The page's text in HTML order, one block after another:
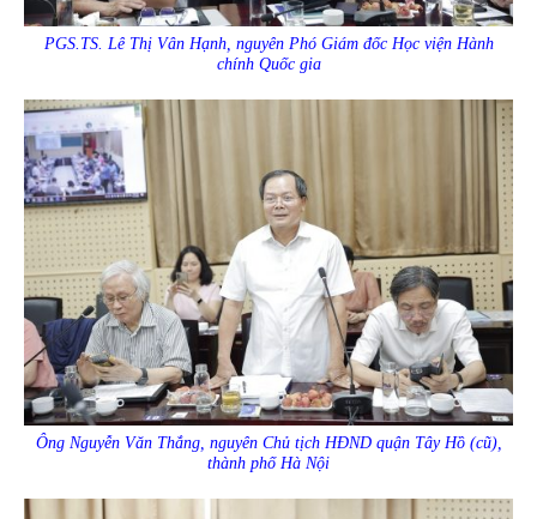
PGS.TS. Lê Thị Vân Hạnh, nguyên Phó Giám đốc Học viện Hành
chính Quốc gia
Ông Nguyễn Văn Thắng, nguyên Chủ tịch HĐND quận Tây Hồ (cũ),
thành phố Hà Nội